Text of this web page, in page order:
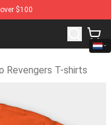
$100
Store - Official
Revengers T-shirts